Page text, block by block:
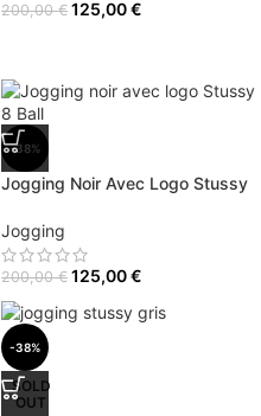
200,00€ 125,00€
-38%
Jogging Noir Avec Logo Stussy
Jogging
200,00€ 125,00€
-38%
SOLD
OUT